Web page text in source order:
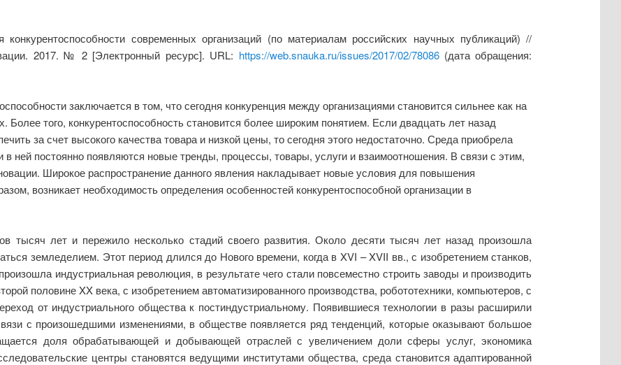
современных организаций (по материалам российских научных публикаций) //
2017. № 2 [Электронный ресурс]. URL: https://web.snauka.ru/issues/2017/02/78086(дата обращения:
заключается в том, что сегодня конкуренция между организациями становится сильнее как на
Более того, конкурентоспособность становится более широким понятием. Если двадцать лет назад
за счет высокого качества товара и низкой цены, то сегодня этого недостаточно. Среда приобрела
ней постоянно появляются новые тренды, процессы, товары, услуги и взаимоотношения. В связи с этим,
Широкое распространение данного явления накладывает новые условия для повышения
возникает необходимость определения особенностей конкурентоспособной организации в
тысяч лет и пережило несколько стадий своего развития. Около десяти тысяч лет назад произошла
земледелием. Этот период длился до Нового времени, когда в XVI – XVII вв., с изобретением станков,
индустриальная революция, в результате чего стали повсеместно строить заводы и производить
половине XX века, с изобретением автоматизированного производства, робототехники, компьютеров, с
от индустриального общества к постиндустриальному. Появившиеся технологии в разы расширили
с произошедшими изменениями, в обществе появляется ряд тенденций, которые оказывают большое
доля обрабатывающей и добывающей отраслей с увеличением доли сферы услуг, экономика
центры становятся ведущими институтами общества, среда становится адаптированной